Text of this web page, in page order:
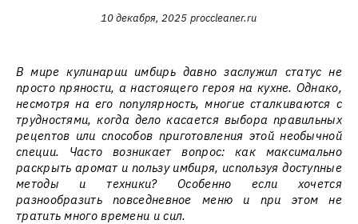
10 декабря, 2025 proccleaner.ru
В мире кулинарии имбирь давно заслужил статус не
просто пряности, а настоящего героя на кухне. Однако,
несмотря на его популярность, многие сталкиваются с
трудностями, когда дело касается выбора правильных
рецептов или способов приготовления этой необычной
специи. Часто возникает вопрос: как максимально
раскрыть аромат и пользу имбиря, используя доступные
методы и техники? Особенно если хочется
разнообразить повседневное меню и при этом не
тратить много времени и сил.